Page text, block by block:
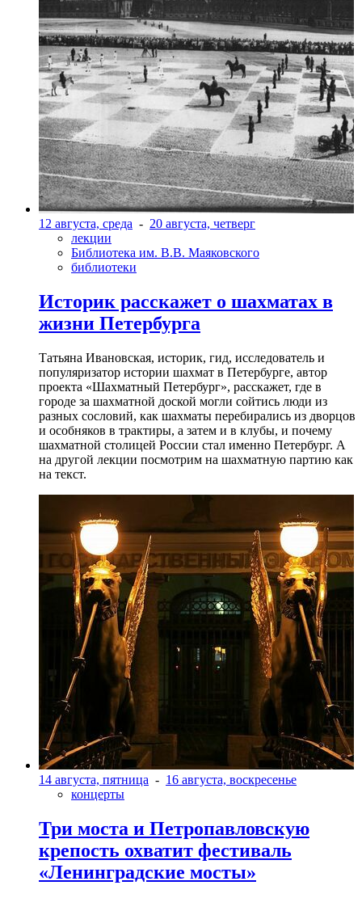
12 августа, среда - 20 августа, четверг
лекции
Библиотека им. В.В. Маяковского
библиотеки
Историк расскажет о шахматах в
жизни Петербурга
Татьяна Ивановская, историк, гид, исследователь и
популяризатор истории шахмат в Петербурге, автор
проекта «Шахматный Петербург», расскажет, где в
городе за шахматной доской могли сойтись люди из
разных сословий, как шахматы перебирались из дворцов
и особняков в трактиры, а затем и в клубы, и почему
шахматной столицей России стал именно Петербург. А
на другой лекции посмотрим на шахматную партию как
на текст.
14 августа, пятница - 16 августа, воскресенье
концерты
Три моста и Петропавловскую
крепость охватит фестиваль
«Ленинградские мосты»